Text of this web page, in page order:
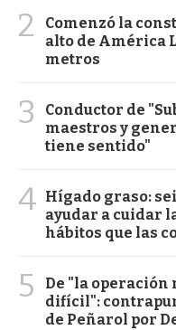
2
Comenzó la
alto de América
metros
3
Conductor de
maestros y
tiene sentido"
4 Hígado graso:
ayudar a cuidar
hábitos que las
5
De "la operación
difícil":
de Peñarol por